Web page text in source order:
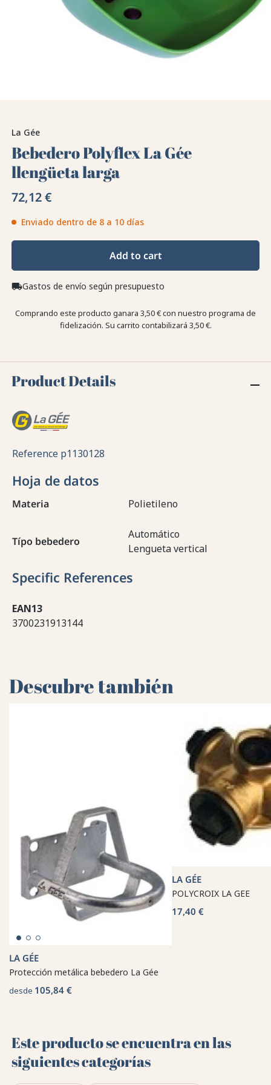
La Gée
Bebedero Polyflex La Gée
llengüeta larga
72,12 €
Enviado dentro de 8 a 10 días
Add to cart
local_shippingGastos de envío según presupuesto
Comprando este producto ganara 3,50 €con nuestro programa de
fidelización. Su carrito contabilizará 3,50 €.
Product Details
Reference p1130128
Hoja de datos
Materia Polietileno
Típo bebedero
Automático
Lengueta vertical
Specific References
EAN13
3700231913144
Descubre también
LA GÉE
Protección metálica bebedero La Gée
desde 105,84 €
LA GÉE
POLYCROIX LA GEE
17,40 €
Este producto se encuentra en las
siguientes categorías